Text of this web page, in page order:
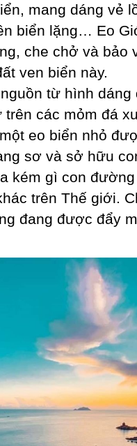
mang dáng vẻ
biển lặng… Eo
che chở và bảo
ven biển này.
từ hình
các mỏm đá
eo biển nhỏ
sơ và sở hữu
kém gì con
trên Thế giới.
đang được đẩy